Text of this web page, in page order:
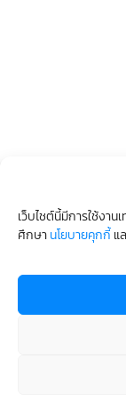
เว็บไชต์นี้มีการใช้งา
ศึกษานโยบายคุกกี้แ